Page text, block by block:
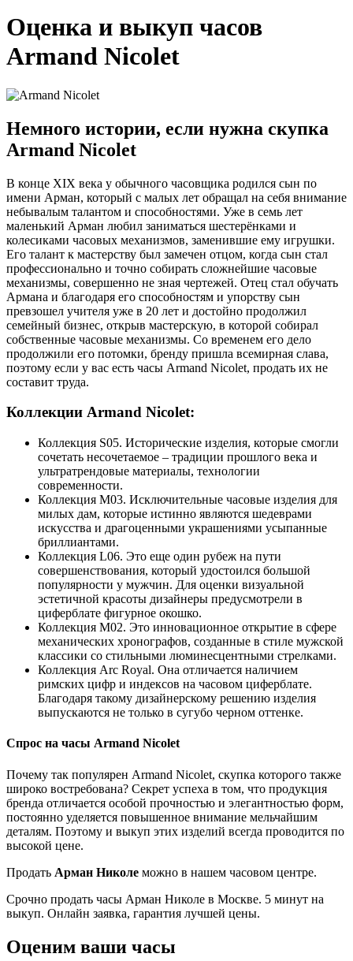
Оценка и выкуп часов
Armand Nicolet
Немного истории, если нужна скупка
Armand Nicolet
В конце XIX века у обычного часовщика родился сын по
имени Арман, который с малых лет обращал на себя внимание
небывалым талантом и способностями. Уже в семь лет
маленький Арман любил заниматься шестерёнками и
колесиками часовых механизмов, заменившие ему игрушки.
Его талант к мастерству был замечен отцом, когда сын стал
профессионально и точно собирать сложнейшие часовые
механизмы, совершенно не зная чертежей. Отец стал обучать
Армана и благодаря его способностям и упорству сын
превзошел учителя уже в 20 лет и достойно продолжил
семейный бизнес, открыв мастерскую, в которой собирал
собственные часовые механизмы. Со временем его дело
продолжили его потомки, бренду пришла всемирная слава,
поэтому если у вас есть часы Armand Nicolet, продать их не
составит труда.
Коллекции Armand Nicolet:
Коллекция S05. Исторические изделия, которые смогли
сочетать несочетаемое – традиции прошлого века и
ультратрендовые материалы, технологии
современности.
Коллекция М03. Исключительные часовые изделия для
милых дам, которые истинно являются шедеврами
искусства и драгоценными украшениями усыпанные
бриллиантами.
Коллекция L06. Это еще один рубеж на пути
совершенствования, который удостоился большой
популярности у мужчин. Для оценки визуальной
эстетичной красоты дизайнеры предусмотрели в
циферблате фигурное окошко.
Коллекция М02. Это инновационное открытие в сфере
механических хронографов, созданные в стиле мужской
классики со стильными люминесцентными стрелками.
Коллекция Arc Royal. Она отличается наличием
римских цифр и индексов на часовом циферблате.
Благодаря такому дизайнерскому решению изделия
выпускаются не только в сугубо черном оттенке.
Спрос на часы Armand Nicolet
Почему так популярен Armand Nicolet, скупка которого также
широко востребована? Секрет успеха в том, что продукция
бренда отличается особой прочностью и элегантностью форм,
постоянно уделяется повышенное внимание мельчайшим
деталям. Поэтому и выкуп этих изделий всегда проводится по
высокой цене.
Продать Арман Николе можно в нашем часовом центре.
Срочно продать часы Арман Николе в Москве. 5 минут на
выкуп. Онлайн заявка, гарантия лучшей цены.
Оценим ваши часы